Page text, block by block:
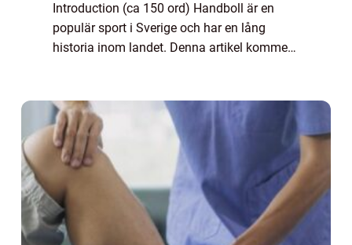
Introduction (ca 150 ord) Handboll är en
populär sport i Sverige och har en lång
historia inom landet. Denna artikel kommer